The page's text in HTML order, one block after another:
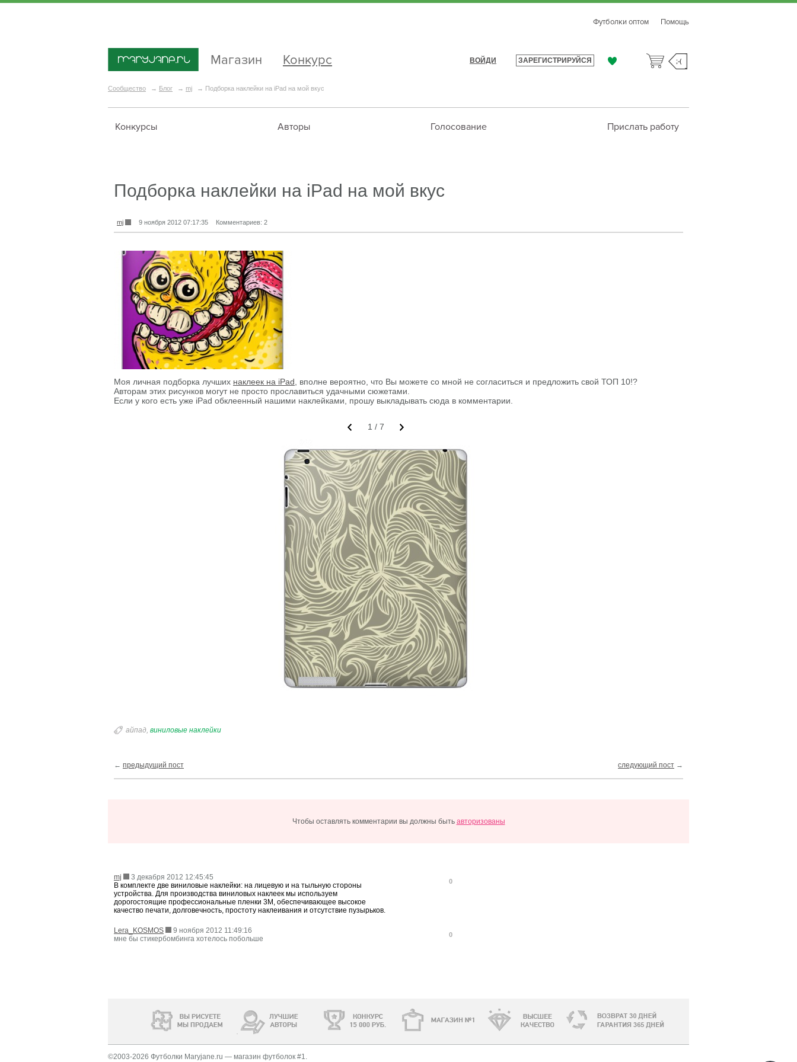
Помощь
Футболки оптом
Магазин Конкурс ВОЙДИ ЗАРЕГИСТРИРУЙСЯ ;-(
Сообщество → Блог → mj → Подборка наклейки на iPad на мой вкус
Конкурсы Авторы Голосование Прислать работу
Подборка наклейки на iPad на мой вкус
mj 9 ноября 2012 07:17:35 Комментариев: 2
Моя личная подборка лучших наклеек на iPad , вполне вероятно, что Вы можете со мной не согласиться и предложить свой ТОП 10!?
Авторам этих рисунков могут не просто прославиться удачными сюжетами.
Если у кого есть уже iPad обклеенный нашими наклейками, прошу выкладывать сюда в комментарии.
1 /7
айпад, виниловые наклейки
← предыдущий пост следующий пост →
Чтобы оставлять комментарии вы должны быть авторизованы
mj
3 декабря 2012 12:45:45
В комплекте две виниловые наклейки: на лицевую и на тыльную стороны
устройства. Для производства виниловых наклеек мы используем
дорогостоящие профессиональные пленки 3М, обеспечивающее высокое
качество печати, долговечность, простоту наклеивания и отсутствие пузырьков.
0
Lera_KOSMOS
9 ноября 2012 11:49:16
мне бы стикербомбинга хотелось побольше
0
©2003-2026 Футболки Maryjane.ru — магазин футболок #1.